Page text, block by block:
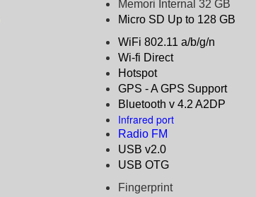
Memori Internal 32 GB
Micro SD Up to 128 GB
WiFi 802.11 a/b/g/n
Wi-fi Direct
Hotspot
GPS - A GPS Support
Bluetooth v 4.2 A2DP
Infrared port
Radio FM
USB v2.0
USB OTG
Fingerprint